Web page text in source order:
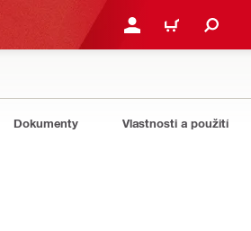
PŘIHLÁSIT NEBO
KOŠÍK
Dokumenty Vlastnosti a použití